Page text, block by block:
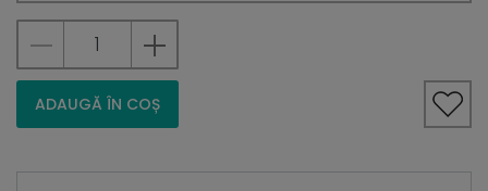
ADAUGĂ ÎN COȘ